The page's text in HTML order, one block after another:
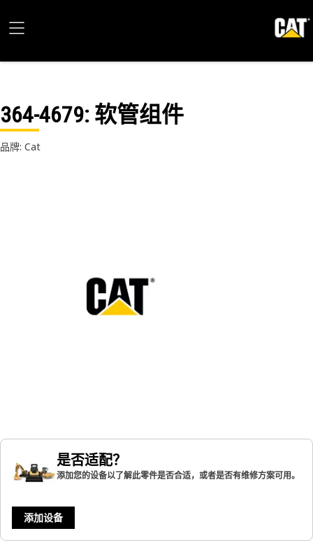
364-4679: 软管组件
品牌: Cat
是否适配？
添加您的设备以了解此零件是否合适，或者是否有维修方案可用。
添加设备